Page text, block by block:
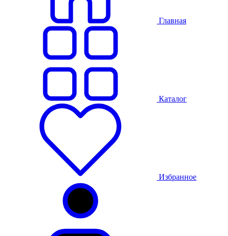
Главная
Каталог
Избранное